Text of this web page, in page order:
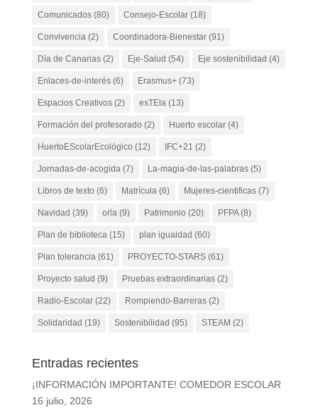
Comunicados(80) Consejo-Escolar(18)
Convivencia(2) Coordinadora-Bienestar(91)
Día de Canarias(2) Eje-Salud (54) Eje sostenibilidad (4)
Enlaces-de-interés(6) Erasmus+(73)
Espacios Creativos(2) esTEla(13)
Formación del profesorado (2) Huerto escolar(4)
HuertoEScolarEcológico (12) IFC+21 (2)
Jornadas-de-acogida(7) La-magia-de-las-palabras(5)
Libros de texto (6) Matrícula(6) Mujeres-cientificas(7)
Navidad (39) orla(9) Patrimonio (20) PFPA(8)
Plan de biblioteca(15) plan igualdad (60)
Plan tolerancia(61) PROYECTO-STARS(61)
Proyecto salud (9) Pruebas extraordinarias(2)
Radio-Escolar(22) Rompiendo-Barreras(2)
Solidaridad (19) Sostenibilidad (95) STEAM (2)
Entradas recientes
¡INFORMACIÓN IMPORTANTE! COMEDOR ESCOLAR
16 julio, 2026